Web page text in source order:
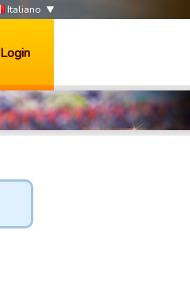
Italiano
Login